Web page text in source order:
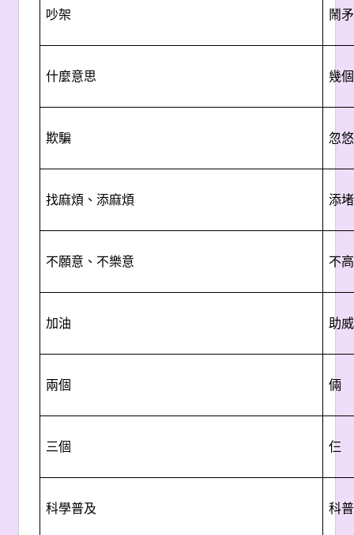
吵架 鬧
什麼意思 幾
欺騙 忽悠
找麻煩、添麻煩 添堵
不願意、不樂意 不
加油 助威
兩個 倆
三個 仨
科學普及 科普